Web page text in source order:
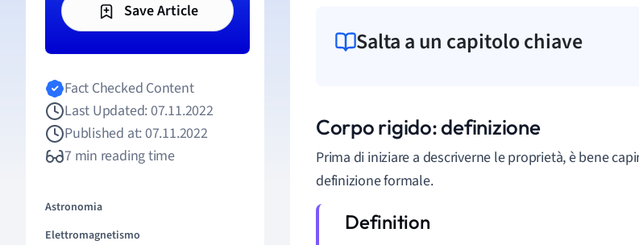
Save Article
Fact Checked Content
Last Updated: 07.11.2022
Published at: 07.11.2022
7 min reading time
Astronomia
Elettromagnetismo
Salta a un capitolo chiave
Corpo rigido: definizione
Prima di iniziare a descriverne le proprietà, è bene
definizione formale.